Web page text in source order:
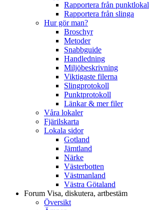
Rapportera från punktlokal
Rapportera från slinga
Hur gör man?
Broschyr
Metoder
Snabbguide
Handledning
Miljöbeskrivning
Viktigaste filerna
Slingprotokoll
Punktprotokoll
Länkar & mer filer
Våra lokaler
Fjärilskarta
Lokala sidor
Gotland
Jämtland
Närke
Västerbotten
Västmanland
Västra Götaland
Forum Visa, diskutera, artbestäm
Översikt